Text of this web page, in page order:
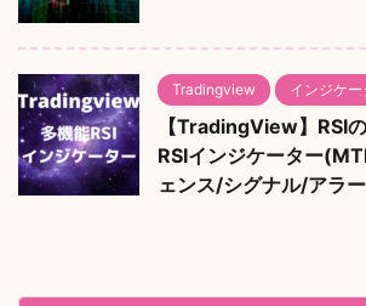
Tradingview インジケー
【TradingView】RSI
RSIインジケーター
ェンス/シグナル/アラ